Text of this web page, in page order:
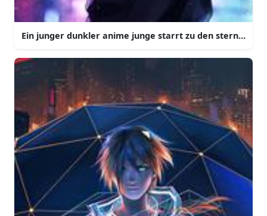
Ein junger dunkler anime junge starrt zu den sternen